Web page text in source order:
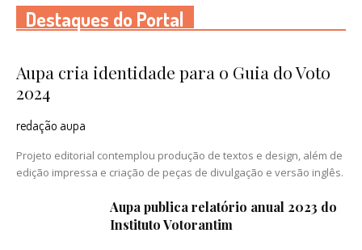
Destaques do Portal
Aupa cria identidade para o Guia do Voto
2024
redação aupa
Projeto editorial contemplou produção de textos e design, além de
edição impressa e criação de peças de divulgação e versão inglês.
Aupa publica relatório anual 2023 do
Instituto Votorantim